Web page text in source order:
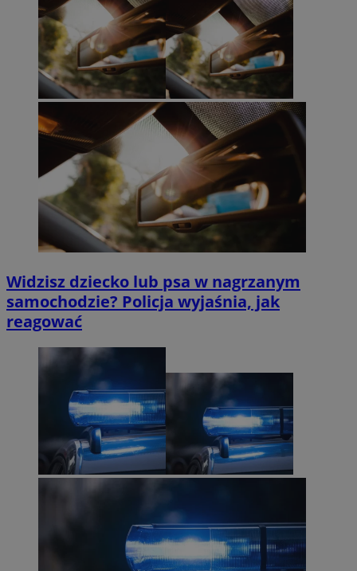
Widzisz dziecko lub psa w nagrzanym
samochodzie? Policja wyjaśnia, jak
reagować